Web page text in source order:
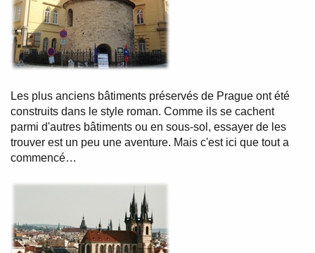
Les plus anciens bâtiments préservés de Prague ont été
construits dans le style roman. Comme ils se cachent
parmi d'autres bâtiments ou en sous-sol, essayer de les
trouver est un peu une aventure. Mais c'est ici que tout a
commencé…